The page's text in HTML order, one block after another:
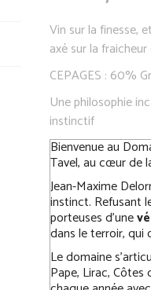
Vin sur la finesse,
axé sur la
CEPAGES : 60%
Une philosophie
instinctif
Bienvenue au
Tavel, au cœur de
Jean-Maxime
instinct. Refusant
porteuses d’une
dans le terroir, qui
Le domaine
Pape, Lirac,